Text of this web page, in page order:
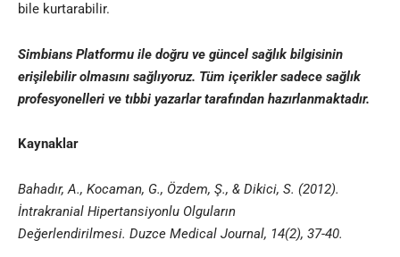
bile kurtarabilir.
Simbians Platformu ile doğru ve güncel sağlık bilgisinin
erişilebilir olmasını sağlıyoruz. Tüm içerikler sadece sağlık
profesyonelleri ve tıbbi yazarlar tarafından hazırlanmaktadır.
Kaynaklar
Bahadır, A., Kocaman, G., Özdem, Ş., & Dikici, S. (2012).
İntrakranial Hipertansiyonlu Olguların
Değerlendirilmesi. Duzce Medical Journal, 14(2), 37-40.